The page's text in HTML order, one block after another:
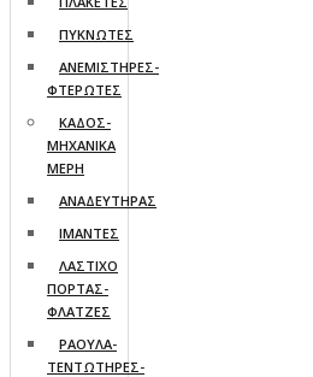
ΠΥΚΝΩΤΕΣ
ΑΝΕΜΙΣΤΗΡΕΣ-
ΦΤΕΡΩΤΕΣ
ΚΑΔΟΣ-
ΜΗΧΑΝΙΚΑ
ΜΕΡΗ
ΑΝΑΔΕΥΤΗΡΑΣ
ΙΜΑΝΤΕΣ
ΛΑΣΤΙΧΟ
ΠΟΡΤΑΣ-
ΦΛΑΤΖΕΣ
ΡΑΟΥΛΑ-
ΤΕΝΤΩΤΗΡΕΣ-